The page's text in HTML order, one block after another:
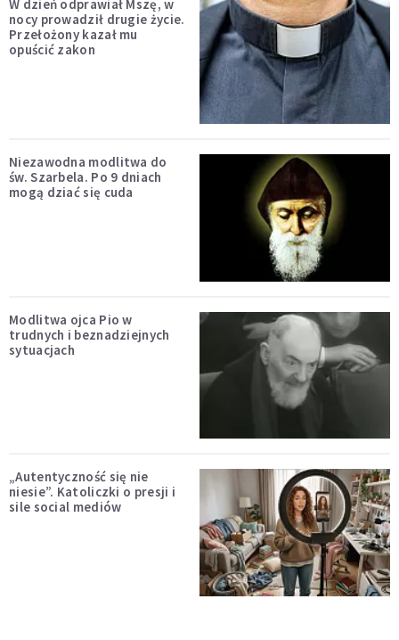
W dzień odprawiał Mszę, w
nocy prowadził drugie życie.
Przełożony kazał mu
opuścić zakon
Niezawodna modlitwa do
św. Szarbela. Po 9 dniach
mogą dziać się cuda
Modlitwa ojca Pio w
trudnych i beznadziejnych
sytuacjach
„Autentyczność się nie
niesie”. Katoliczki o presji i
sile social mediów